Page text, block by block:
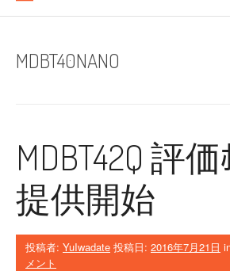
MDBT40NANO
MDBT42Q 評
提供開始
投稿者: YuIwadate 投稿日: 2016年7月21日
メント